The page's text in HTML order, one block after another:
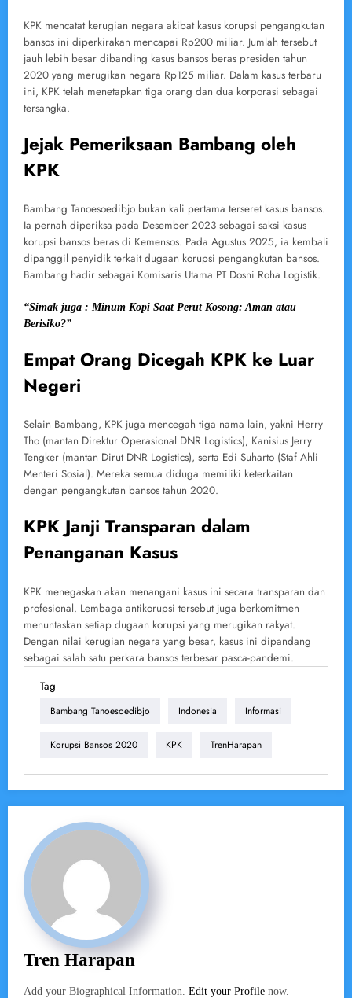
KPK mencatat kerugian negara akibat kasus korupsi pengangkutan
bansos ini diperkirakan mencapai Rp200 miliar. Jumlah tersebut
jauh lebih besar dibanding kasus bansos beras presiden tahun
2020 yang merugikan negara Rp125 miliar. Dalam kasus terbaru
ini, KPK telah menetapkan tiga orang dan dua korporasi sebagai
tersangka.
Jejak Pemeriksaan Bambang oleh
KPK
Bambang Tanoesoedibjo bukan kali pertama terseret kasus bansos.
Ia pernah diperiksa pada Desember 2023 sebagai saksi kasus
korupsi bansos beras di Kemensos. Pada Agustus 2025, ia kembali
dipanggil penyidik terkait dugaan korupsi pengangkutan bansos.
Bambang hadir sebagai Komisaris Utama PT Dosni Roha Logistik.
“Simak juga : Minum Kopi Saat Perut Kosong: Aman atau
Berisiko?”
Empat Orang Dicegah KPK ke Luar
Negeri
Selain Bambang, KPK juga mencegah tiga nama lain, yakni Herry
Tho (mantan Direktur Operasional DNR Logistics), Kanisius Jerry
Tengker (mantan Dirut DNR Logistics), serta Edi Suharto (Staf Ahli
Menteri Sosial). Mereka semua diduga memiliki keterkaitan
dengan pengangkutan bansos tahun 2020.
KPK Janji Transparan dalam
Penanganan Kasus
KPK menegaskan akan menangani kasus ini secara transparan dan
profesional. Lembaga antikorupsi tersebut juga berkomitmen
menuntaskan setiap dugaan korupsi yang merugikan rakyat.
Dengan nilai kerugian negara yang besar, kasus ini dipandang
sebagai salah satu perkara bansos terbesar pasca-pandemi.
Tag
Bambang Tanoesoedibjo Indonesia Informasi
Korupsi Bansos 2020 KPK TrenHarapan
Tren Harapan
Add your Biographical Information. Edit your Profile now.